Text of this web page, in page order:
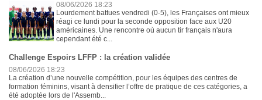
08/06/2026 18:23
Lourdement battues vendredi (0-5), les Françaises ont mieux
réagi ce lundi pour la seconde opposition face aux U20
américaines. Une rencontre où aucun tir français n'aura
cependant été c...
Challenge Espoirs LFFP : la création validée
08/06/2026 18:23
La création d’une nouvelle compétition, pour les équipes des centres de
formation féminins, visant à densifier l’offre de pratique de ces catégories, a
été adoptée lors de l'Assemb...